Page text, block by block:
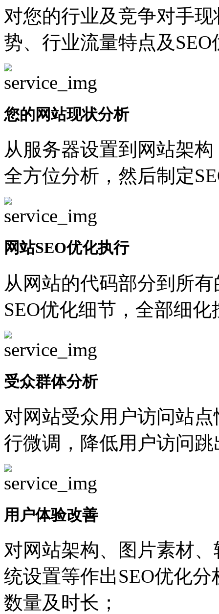
对您的行业及竞争对手
势、行业流量特点及
您的网站现状分析
从服务器设置到网站架
全方位分析，然后制定
网站SEO优化执行
从网站的代码部分到所
SEO优化细节，全部细
受众群体分析
对网站受众用户访问站
行微调，降低用户访问
用户体验改善
对网站架构、图片素材
统设置等作出SEO优化
数量及时长；